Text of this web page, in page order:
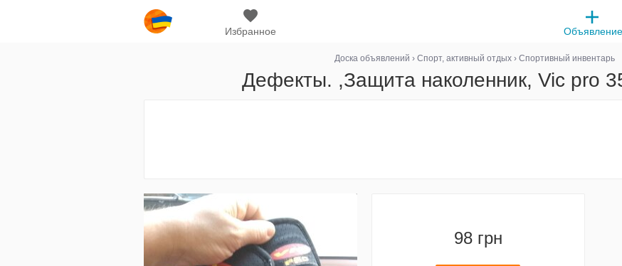
Избранное Объявление
Доска объявлений › Спорт, активный отдых › Спортивный инвентарь
Дефекты. ,Защита наколенник, Vic pro
98 грн